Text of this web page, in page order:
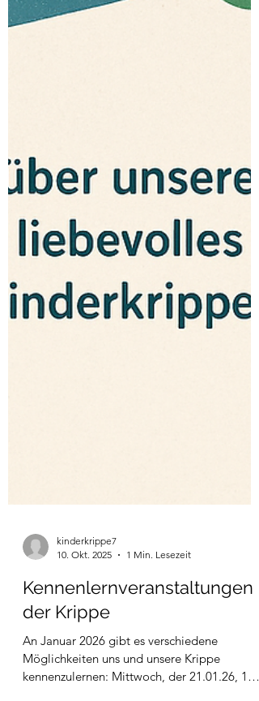
10. Okt. 2025
1 Min. Lesezeit
Kennenlernveranstaltungen